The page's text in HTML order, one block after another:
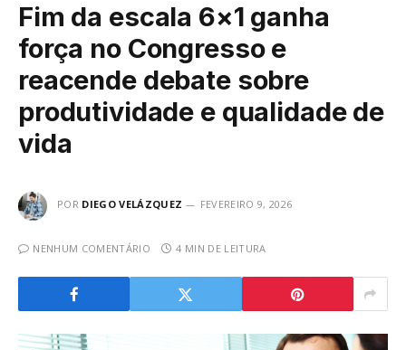
Fim da escala 6×1 ganha
força no Congresso e
reacende debate sobre
produtividade e qualidade de
vida
POR DIEGO VELÁZQUEZ FEVEREIRO 9, 2026
NENHUM COMENTÁRIO 4 MIN DE LEITURA